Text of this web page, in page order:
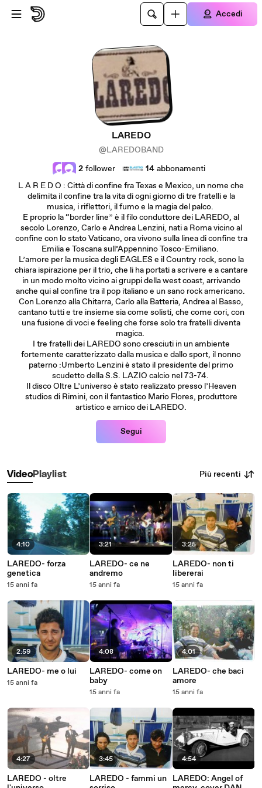
Passa al contenuto principale
Accedi
LAREDO
@LAREDOBAND
2 follower 14 abbonamenti
L A R E D O : Città di confine fra Texas e Mexico, un nome che
delimita il confine tra la vita di ogni giorno di tre fratelli e la
musica, i riflettori, il fumo e la magia del palco.
E proprio la “border line” è il filo conduttore dei LAREDO, al
secolo Lorenzo, Carlo e Andrea Lenzini, nati a Roma vicino al
confine con lo stato Vaticano, ora vivono sulla linea di confine tra
Emilia e Toscana sull’Appennino Tosco-Emiliano.
L’amore per la musica degli EAGLES e il Country rock, sono la
chiara ispirazione per il trio, che li ha portati a scrivere e a cantare
in un modo molto vicino ai gruppi della west coast, arrivando
anche qui al confine tra il pop italiano e un sano rock americano.
Con Lorenzo alla Chitarra, Carlo alla Batteria, Andrea al Basso,
cantano tutti e tre insieme sia come solisti, che come cori, con
una fusione di voci e feeling che forse solo tra fratelli diventa
magica.
I tre fratelli dei LAREDO sono cresciuti in un ambiente
fortemente caratterizzato dalla musica e dallo sport, il nonno
paterno :Umberto Lenzini è stato il presidente del primo
scudetto della S.S. LAZIO calcio nel 73-74.
Il disco Oltre L’universo è stato realizzato presso l’Heaven
studios di Rimini, con il fantastico Mario Flores, produttore
artistico e amico dei LAREDO.
Segui
VideoPlaylist Più recenti
4:10
LAREDO- forza
genetica
15 anni fa
2:59
LAREDO- me o lui
15 anni fa
4:27
LAREDO - oltre
3:21
LAREDO- ce ne
andremo
15 anni fa
4:08
LAREDO- come on
baby
15 anni fa
3:45
LAREDO - fammi un
3:25
LAREDO- non ti
libererai
15 anni fa
4:01
LAREDO- che baci
amore
15 anni fa
4:54
LAREDO: Angel of